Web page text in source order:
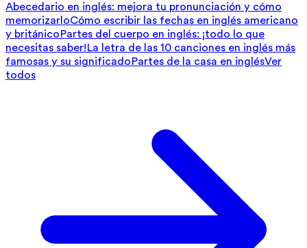
Abecedario en inglés: mejora tu pronunciación y cómo
memorizarloCómo escribir las fechas en inglés americano
y británicoPartes del cuerpo en inglés: ¡todo lo que
necesitas saber!La letra de las 10 canciones en inglés más
famosas y su significadoPartes de la casa en inglésVer
todos